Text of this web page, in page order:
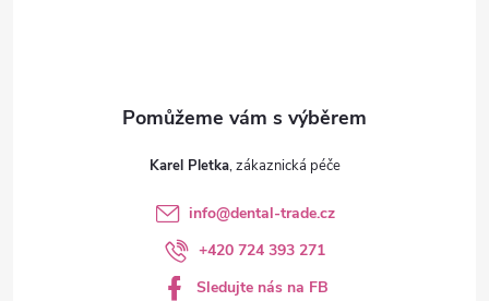
Karel Pletka
info@dental-trade.cz
+420 724 393 271
Sledujte nás na FB